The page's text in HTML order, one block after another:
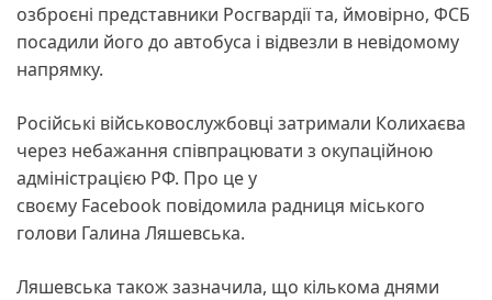
озброєні представники Росгвардії та, ймовірно, ФСБ
посадили його до автобуса і відвезли в невідомому
напрямку.
Російські військовослужбовці затримали Колихаєва
через небажання співпрацювати з окупаційною
адміністрацією РФ. Про це у
своєму Facebook повідомила радниця міського
голови Галина Ляшевська.
Ляшевська також зазначила, що кількома днями